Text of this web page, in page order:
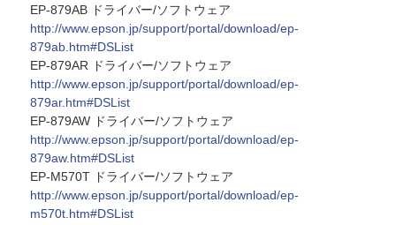
EP-879AB ドライバー/ソフトウェア
http://www.epson.jp/support/portal/download/ep-
879ab.htm#DSList
EP-879AR ドライバー/ソフトウェア
http://www.epson.jp/support/portal/download/ep-
879ar.htm#DSList
EP-879AW ドライバー/ソフトウェア
http://www.epson.jp/support/portal/download/ep-
879aw.htm#DSList
EP-M570T ドライバー/ソフトウェア
http://www.epson.jp/support/portal/download/ep-
m570t.htm#DSList